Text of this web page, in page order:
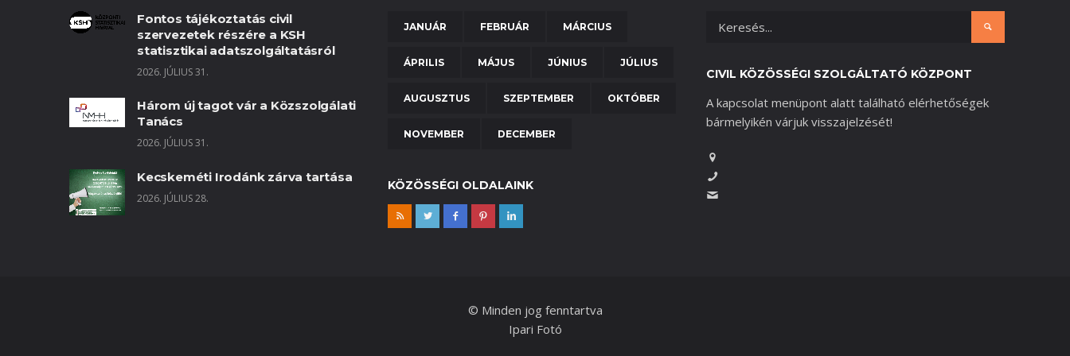
Fontos tájékoztatás civil
szervezetek részére a KSH
statisztikai adatszolgáltatásról
2026. JÚLIUS 31.
Három új tagot vár a Közszolgálati
Tanács
2026. JÚLIUS 31.
Kecskeméti Irodánk zárva tartása
2026. JÚLIUS 28.
JANUÁR FEBRUÁR MÁRCIUS
ÁPRILIS MÁJUS JÚNIUS JÚLIUS
AUGUSZTUS SZEPTEMBER OKTÓBER
NOVEMBER DECEMBER
KÖZÖSSÉGI OLDALAINK
CIVIL KÖZÖSSÉGI SZOLGÁLTATÓ KÖZPONT
A kapcsolat menüpont alatt található elérhetőségek
bármelyikén várjuk visszajelzését!
© Minden jog fenntartva
Ipari Fotó